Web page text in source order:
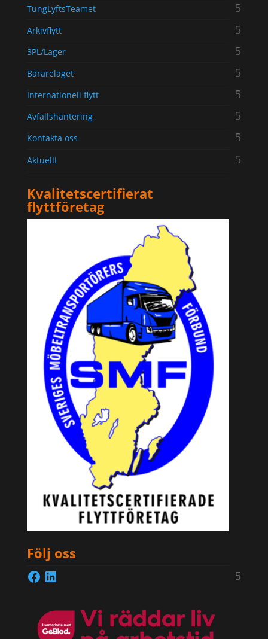
TungLyftsTeamet
Arkivflytt
3PL/Lager
Bärarelaget
Internationell flytt
Avfallshantering
Kontakta oss
Aktuellt
Kvalitetscertifierat
flyttföretag
Följ oss
FacebookLinkedIn